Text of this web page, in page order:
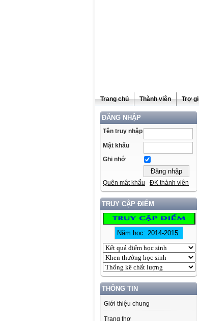
Trang chủ Thành viên Trợ
ĐĂNG NHẬP
Tên truy nhập
Mật khẩu
Ghi nhớ
Quên mật khẩu ĐK thành viên
TRUY CẬP ĐIỂM
THÔNG TIN
Giới thiệu chung
Trang thơ